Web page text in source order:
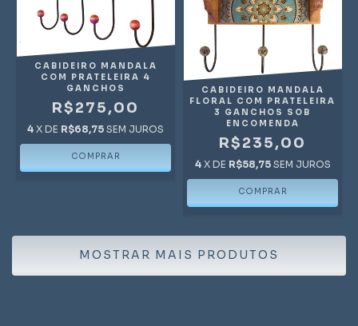
CABIDEIRO MANDALA
COM PRATELEIRA 4
GANCHOS
R$275,00
4 X DE R$68,75 SEM JUROS
CABIDEIRO MANDALA
FLORAL COM PRATELEIRA
3 GANCHOS SOB
ENCOMENDA
R$235,00
4 X DE R$58,75 SEM JUROS
MOSTRAR MAIS PRODUTOS